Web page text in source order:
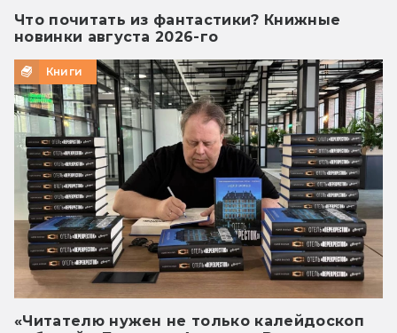
Что почитать из фантастики? Книжные
новинки августа 2026-го
Книги
«Читателю нужен не только калейдоскоп